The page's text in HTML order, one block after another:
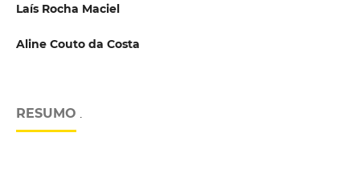
Laís Rocha Maciel
Aline Couto da Costa
RESUMO .